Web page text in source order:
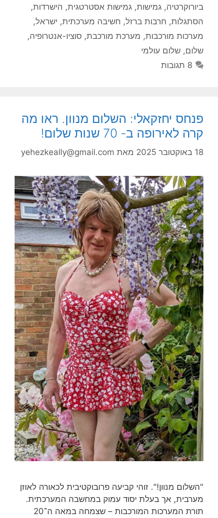
ביורוקרטיה, גמישות, גמישות אסטרטגית, הישרדות,
הסתגלות, חרבות ברזל, חשיבה מערכתית, ישראל,
מערכות מורכבות, מערכת מורכבת, סוציו-אנטרופיה,
שלום, שלום עולמי
8 תגובות
פנחס יחזקאלי: השלום מנוון. ראו מה
קרה לאירופה ב- 70 שנות שלום!
18 באוקטובר 2025 מאת yehezkeally@gmail.com
"השלום מנוון!". זוהי קביעה פרובוקטיבית לכאורה לאוזן
מערבית, אך בעלת יסוד עמוק במחשבה המערכתית.
תורת המערכות המורכבות – שצמחה במאה ה־20